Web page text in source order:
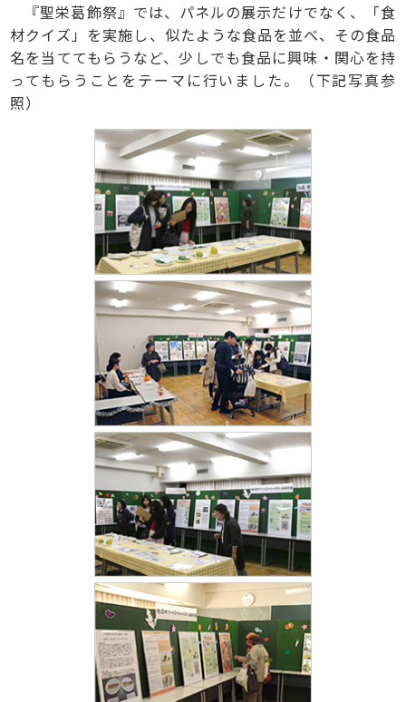
『聖栄葛飾祭』では、パネルの展示だけでなく、「食
材クイズ」を実施し、似たような食品を並べ、その食品
名を当ててもらうなど、少しでも食品に興味・関心を持
ってもらうことをテーマに行いました。（下記写真参
照）